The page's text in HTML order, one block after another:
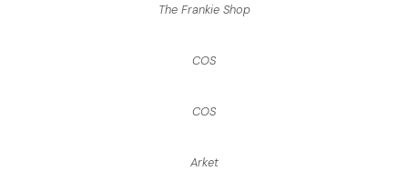
The Frankie Shop
COS
COS
Arket